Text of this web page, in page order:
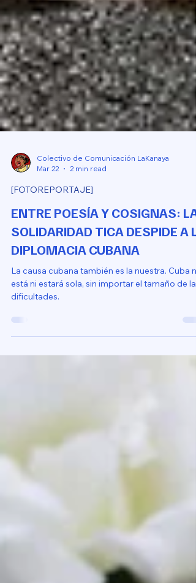
Mar 22
2 min read
[FOTOREPORTAJE]
ENTRE POESÍA Y COSIGNAS: LA
SOLIDARIDAD TICA DESPIDE A
DIPLOMACIA CUBANA
La causa cubana también es la nuestra. Cuba no
dificultades.